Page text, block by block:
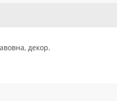
декор.